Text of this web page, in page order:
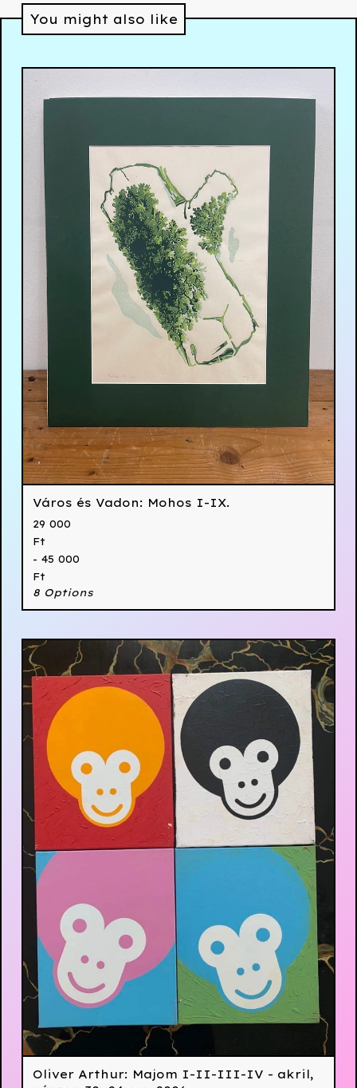
You might also like
Város és Vadon: Mohos I-IX.
29 000
Ft
- 45 000
Ft
8 Options
Oliver Arthur: Majom I-II-III-IV - akril,